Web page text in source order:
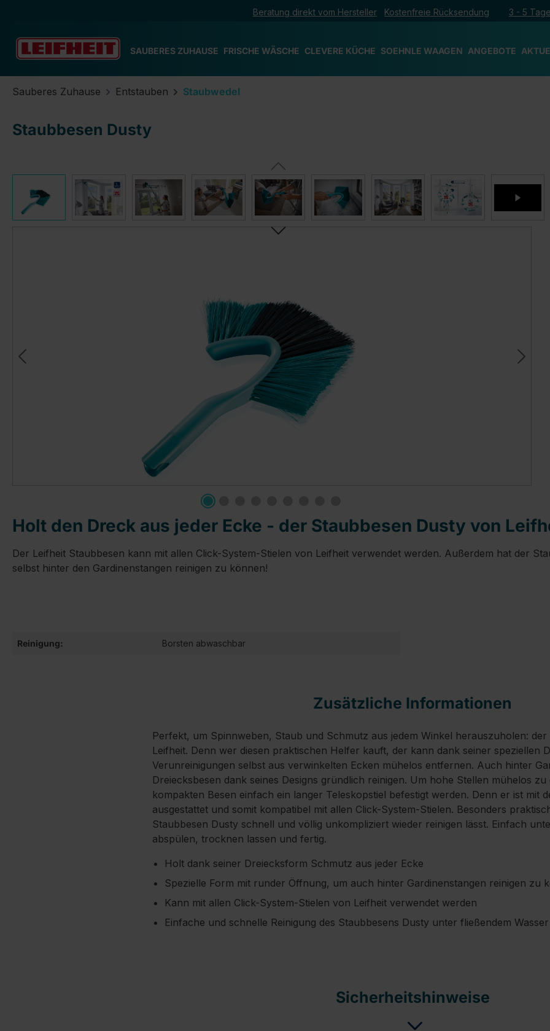
Beratung direkt vom Hersteller Kostenfreie Rücksendung 3 - 5
SAUBERES ZUHAUSE FRISCHE WÄSCHE CLEVERE KÜCHE SOEHNLE WAAGEN ANGEBOTE
Sauberes Zuhause Entstauben Staubwedel
Staubbesen Dusty
Holt den Dreck aus jeder Ecke - der Staubbesen Dusty von
Der Leifheit Staubbesen kann mit allen Click-System-Stielen von Leifheit verwendet werden. Außerdem hat der
selbst hinter den Gardinenstangen reinigen zu können!
Reinigung: Borsten abwaschbar
Zusätzliche Informationen
Perfekt, um Spinnweben, Staub und Schmutz aus jedem Winkel herauszuholen:
Leifheit. Denn wer diesen praktischen Helfer kauft, der kann dank seiner speziellen
Verunreinigungen selbst aus verwinkelten Ecken mühelos entfernen. Auch hinter
Dreiecksbesen dank seines Designs gründlich reinigen. Um hohe Stellen mühelos
kompakten Besen einfach ein langer Teleskopstiel befestigt werden. Denn er ist mit
ausgestattet und somit kompatibel mit allen Click-System-Stielen. Besonders
Staubbesen Dusty schnell und völlig unkompliziert wieder reinigen lässt. Einfach
abspülen, trocknen lassen und fertig.
Holt dank seiner Dreiecksform Schmutz aus jeder Ecke
Spezielle Form mit runder Öffnung, um auch hinter Gardinenstangen reinigen zu
Kann mit allen Click-System-Stielen von Leifheit verwendet werden
Einfache und schnelle Reinigung des Staubbesens Dusty unter fließendem Wasser
Sicherheitshinweise